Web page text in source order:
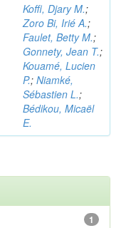
Koffi, Djary M.;
Zoro Bi, Irié A.;
Faulet, Betty M.;
Gonnety, Jean T.;
Kouamé, Lucien
P.; Niamké,
Sébastien L.;
Bédikou, Micaël
E.
1